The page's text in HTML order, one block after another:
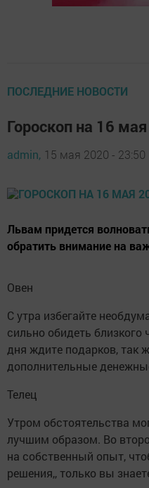
ПОСЛЕДНИЕ НОВОСТИ
Гороскоп на 16
admin, 15 мая 2020 - 23:50
Львам придется
обратить внимание на
Овен
С утра избегайте
сильно обидеть близкого
дня ждите подарков, так
дополнительные
Телец
Утром обстоятельства
лучшим образом. Во
на собственный опыт,
решения,, только вы